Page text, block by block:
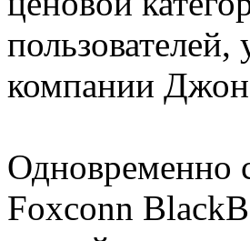
компании
Одновременно
Foxconn